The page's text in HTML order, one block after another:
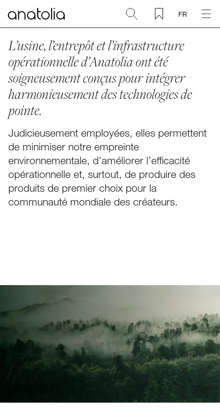
FR
Céramique + Porcelaine
Pierre naturelle
Dalle sintérisée
Mosaïques
Accessoires
Découvrir
L’usine, l’entrepôt et l’infrastructure
opérationnelle d’Anatolia ont été
soigneusement conçus pour intégrer
harmonieusement des technologies de
pointe.
Judicieusement employées, elles permettent
de minimiser notre empreinte
environnementale, d’améliorer l’efficacité
opérationnelle et, surtout, de produire des
produits de premier choix pour la
communauté mondiale des créateurs.
FACEBOOK
PINTEREST
LINKEDIN